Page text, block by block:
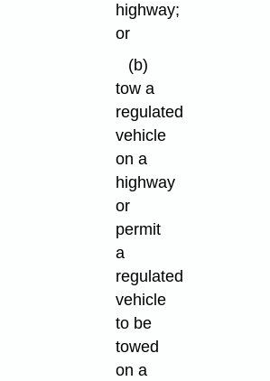
highway;
or
(b)
tow a
regulated
vehicle
on a
highway
or
permit
a
regulated
vehicle
to be
towed
on a